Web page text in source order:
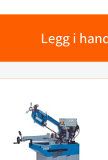
Legg i